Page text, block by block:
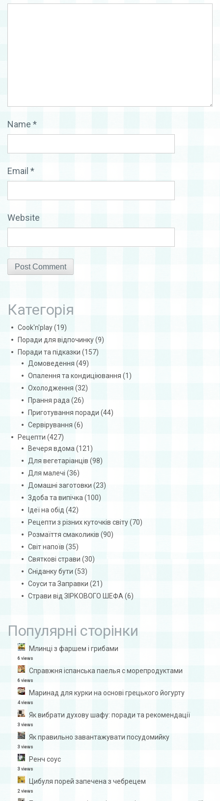
Name *
Email *
Website
Категорія
Cook'n'play(19)
Поради для відпочинку(9)
Поради та підказки (157)
Домоведення (49)
Опалення та кондиціювання (1)
Охолодження (32)
Прання рада (26)
Приготування поради (44)
Сервірування (6)
Рецепти (427)
Вечеря вдома (121)
Для вегетаріанців (98)
Для малечі (36)
Домашні заготовки (23)
Здоба та випічка (100)
Ідеї на обід (42)
Рецепти з різних куточків світу(70)
Розмаїття смаколиків (90)
Світ напоїв (35)
Святкові страви (30)
Сніданку бути (53)
Соуси та Заправки (21)
Страви від ЗІРКОВОГО ШЕФА (6)
Популярні сторінки
Млинці з фаршем і грибами
6 views
Справжня іспанська паелья с морепродуктами
6 views
Маринад для курки на основі грецького йогурту
4 views
Як вибрати духову шафу: поради та рекомендації
3 views
Як правильно завантажувати посудомийку
3 views
Ренч соус
3 views
Цибуля порей запечена з чебрецем
2 views